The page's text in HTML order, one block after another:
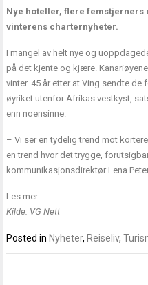
Nye hoteller, flere
vinterens charternyheter.
I mangel av helt nye og
på det kjente og kjære.
vinter. 45 år etter at Ving sendte
øyriket utenfor Afrikas vestkyst,
enn noensinne.
– Vi ser en tydelig trend mot
en trend hvor det trygge,
kommunikasjonsdirektør Lena
Les mer
Kilde: VG Nett
Posted in Nyheter, Reiseliv,